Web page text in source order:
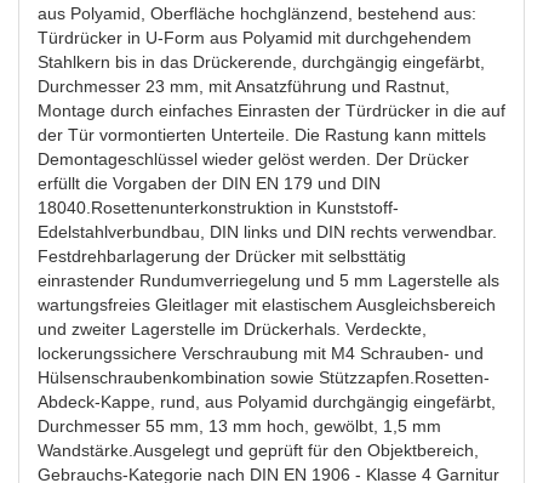
aus Polyamid, Oberfläche hochglänzend, bestehend aus:
Türdrücker in U-Form aus Polyamid mit durchgehendem
Stahlkern bis in das Drückerende, durchgängig eingefärbt,
Durchmesser 23 mm, mit Ansatzführung und Rastnut,
Montage durch einfaches Einrasten der Türdrücker in die auf
der Tür vormontierten Unterteile. Die Rastung kann mittels
Demontageschlüssel wieder gelöst werden. Der Drücker
erfüllt die Vorgaben der DIN EN 179 und DIN
18040.Rosettenunterkonstruktion in Kunststoff-
Edelstahlverbundbau, DIN links und DIN rechts verwendbar.
Festdrehbarlagerung der Drücker mit selbsttätig
einrastender Rundumverriegelung und 5 mm Lagerstelle als
wartungsfreies Gleitlager mit elastischem Ausgleichsbereich
und zweiter Lagerstelle im Drückerhals. Verdeckte,
lockerungssichere Verschraubung mit M4 Schrauben- und
Hülsenschraubenkombination sowie Stützzapfen.Rosetten-
Abdeck-Kappe, rund, aus Polyamid durchgängig eingefärbt,
Durchmesser 55 mm, 13 mm hoch, gewölbt, 1,5 mm
Wandstärke.Ausgelegt und geprüft für den Objektbereich,
Gebrauchs-Kategorie nach DIN EN 1906 - Klasse 4 Garnitur